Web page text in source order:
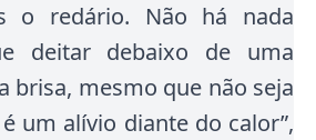
o redário. Não há nada
deitar debaixo de uma
brisa, mesmo que não seja
um alívio diante do calor”,